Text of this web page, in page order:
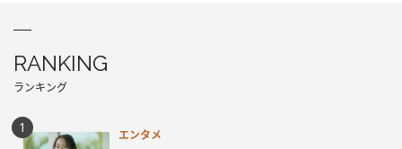
RANKING
ランキング
エンタメ